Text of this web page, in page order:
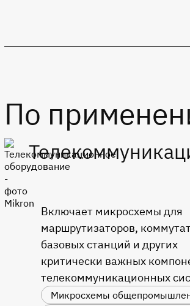
По
Включает микросхемы для
маршрутизаторов,
базовых станций и других
критически важных
телекоммуникационных
Микросхемы